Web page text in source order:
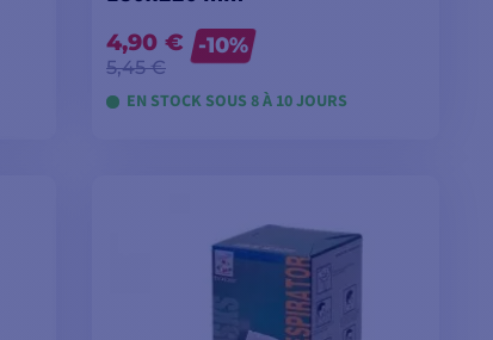
4,90 €
5,45 €
-10%
EN STOCK SOUS 8 À 10 JOURS